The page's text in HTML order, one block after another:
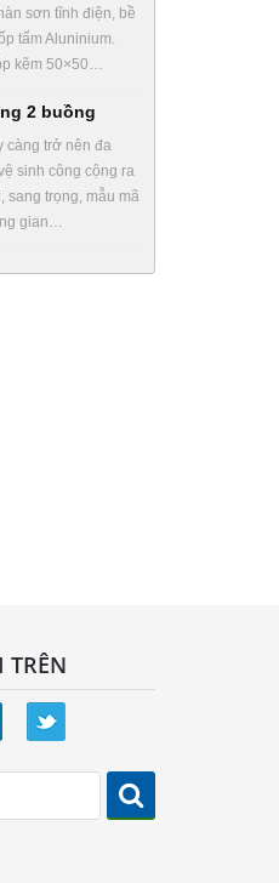
sơn tĩnh điện, bề
tấm Aluninium.
kẽm 50×50…
2 buồng
càng trở nên đa
sinh công cộng ra
sang trọng, mẫu mã
gian…
TRÊN